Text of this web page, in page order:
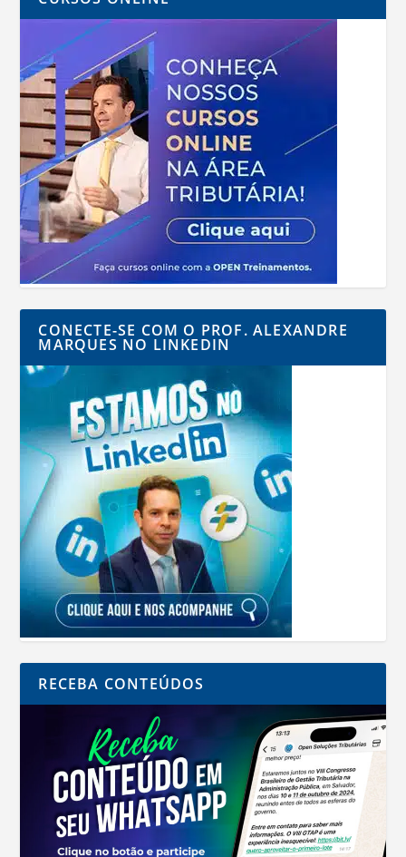
CONECTE-SE COM O PROF. ALEXANDRE
MARQUES NO LINKEDIN
RECEBA CONTEÚDOS